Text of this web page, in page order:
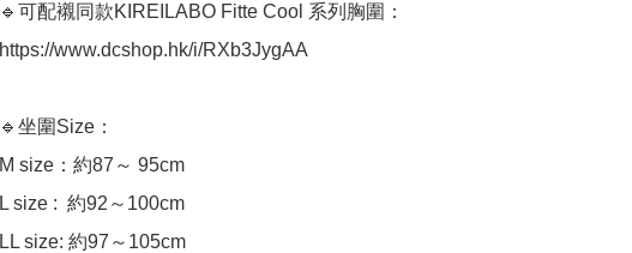
🔹可配襯同款KIREILABO Fitte Cool 系列胸圍：
https://www.dcshop.hk/i/RXb3JygAA
🔹坐圍Size：
M size：約87～ 95cm
L size :  約92～100cm
LL size: 約97～105cm